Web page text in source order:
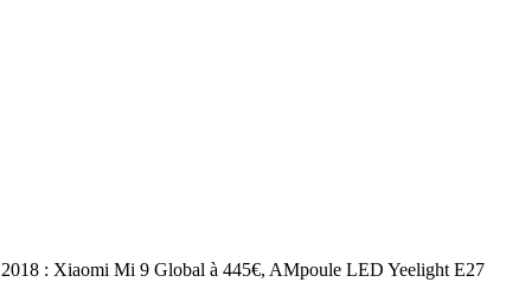
: Xiaomi Mi 9 Global à 445€, AMpoule LED Yeelight E27